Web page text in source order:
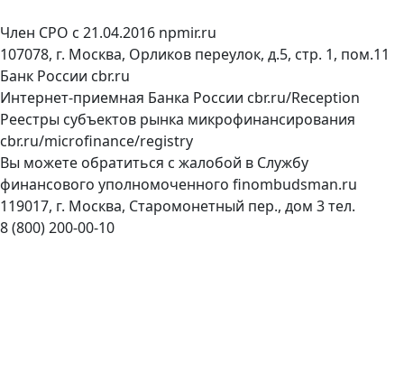
Член СРО с 21.04.2016 npmir.ru
107078, г. Москва, Орликов переулок, д.5, стр. 1, пом.11
Банк России cbr.ru
Интернет-приемная Банка России cbr.ru/Reception
Реестры субъектов рынка микрофинансирования
cbr.ru/microfinance/registry
Вы можете обратиться с жалобой в Службу
финансового уполномоченного finombudsman.ru
119017, г. Москва, Старомонетный пер., дом 3 тел.
8 (800) 200-00-10